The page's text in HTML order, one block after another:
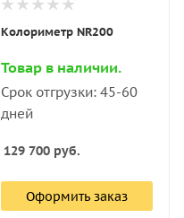
Колориметр NR200
Товар в наличии.
Срок отгрузки: 45-60
дней
129 700руб.
Оформить заказ